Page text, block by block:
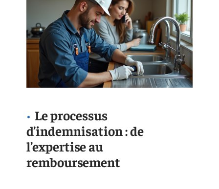
Le processus
d’indemnisation : de
l’expertise au
remboursement